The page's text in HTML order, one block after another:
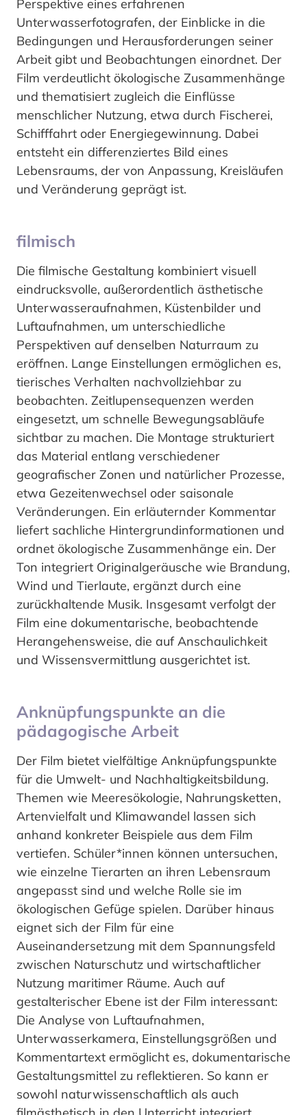
Perspektive eines erfahrenen
Unterwasserfotografen, der Einblicke in die
Bedingungen und Herausforderungen seiner
Arbeit gibt und Beobachtungen einordnet. Der
Film verdeutlicht ökologische Zusammenhänge
und thematisiert zugleich die Einflüsse
menschlicher Nutzung, etwa durch Fischerei,
Schifffahrt oder Energiegewinnung. Dabei
entsteht ein differenziertes Bild eines
Lebensraums, der von Anpassung, Kreisläufen
und Veränderung geprägt ist.
filmisch
Die filmische Gestaltung kombiniert visuell
eindrucksvolle, außerordentlich ästhetische
Unterwasseraufnahmen, Küstenbilder und
Luftaufnahmen, um unterschiedliche
Perspektiven auf denselben Naturraum zu
eröffnen. Lange Einstellungen ermöglichen es,
tierisches Verhalten nachvollziehbar zu
beobachten. Zeitlupensequenzen werden
eingesetzt, um schnelle Bewegungsabläufe
sichtbar zu machen. Die Montage strukturiert
das Material entlang verschiedener
geografischer Zonen und natürlicher Prozesse,
etwa Gezeitenwechsel oder saisonale
Veränderungen. Ein erläuternder Kommentar
liefert sachliche Hintergrundinformationen und
ordnet ökologische Zusammenhänge ein. Der
Ton integriert Originalgeräusche wie Brandung,
Wind und Tierlaute, ergänzt durch eine
zurückhaltende Musik. Insgesamt verfolgt der
Film eine dokumentarische, beobachtende
Herangehensweise, die auf Anschaulichkeit
und Wissensvermittlung ausgerichtet ist.
Anknüpfungspunkte an die
pädagogische Arbeit
Der Film bietet vielfältige Anknüpfungspunkte
für die Umwelt- und Nachhaltigkeitsbildung.
Themen wie Meeresökologie, Nahrungsketten,
Artenvielfalt und Klimawandel lassen sich
anhand konkreter Beispiele aus dem Film
vertiefen. Schüler*innen können untersuchen,
wie einzelne Tierarten an ihren Lebensraum
angepasst sind und welche Rolle sie im
ökologischen Gefüge spielen. Darüber hinaus
eignet sich der Film für eine
Auseinandersetzung mit dem Spannungsfeld
zwischen Naturschutz und wirtschaftlicher
Nutzung maritimer Räume. Auch auf
gestalterischer Ebene ist der Film interessant:
Die Analyse von Luftaufnahmen,
Unterwasserkamera, Einstellungsgrößen und
Kommentartext ermöglicht es, dokumentarische
Gestaltungsmittel zu reflektieren. So kann er
sowohl naturwissenschaftlich als auch